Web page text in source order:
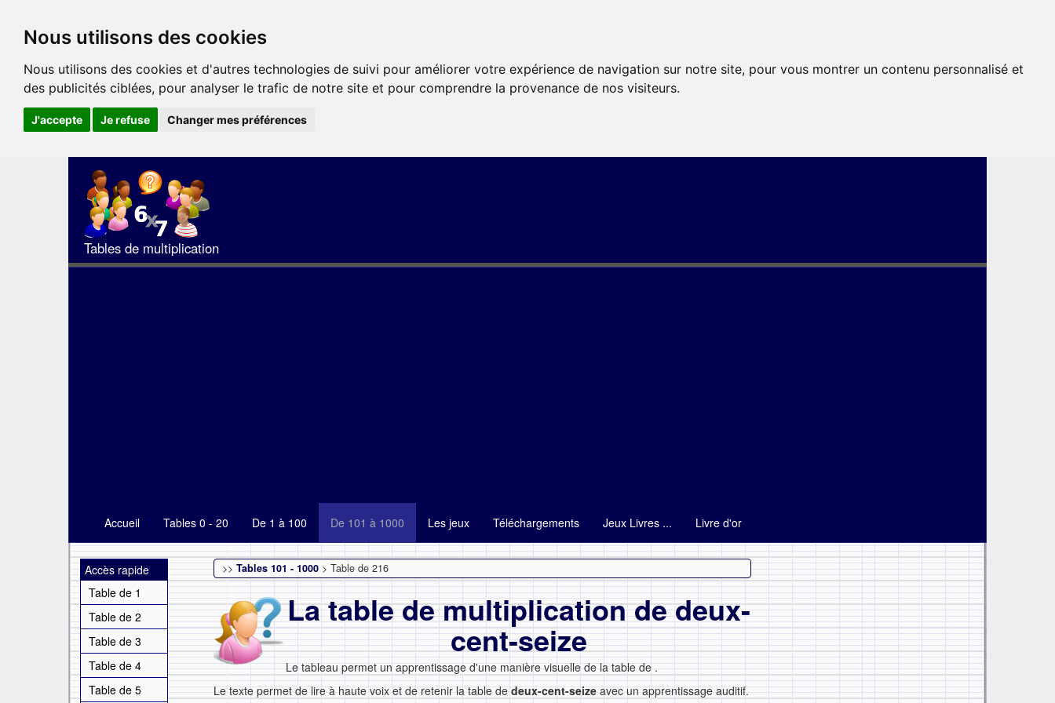
Nous utilisons des cookies
Nous utilisons des cookies et d'autres technologies de suivi pour améliorer votre expérience de navigation sur notre site, pour vous montrer un contenu personnalisé et
des publicités ciblées, pour analyser le trafic de notre site et pour comprendre la provenance de nos visiteurs.
J'accepte Je refuse Changer mes préférences
Tables de multiplication
Accueil Tables 0 - 20 De 1 à 100 De 101 à 1000 Les jeux Téléchargements Jeux Livres ... Livre d'or
Accès rapide
Table de 1
Table de 2
Table de 3
Table de 4
Table de 5
>> Tables 101 - 1000 > Table de 216
La table de multiplication de deux-
cent-seize
Le tableau permet un apprentissage d'une manière visuelle de la table de .
Le texte permet de lire à haute voix et de retenir la table de deux-cent-seize avec un apprentissage auditif.